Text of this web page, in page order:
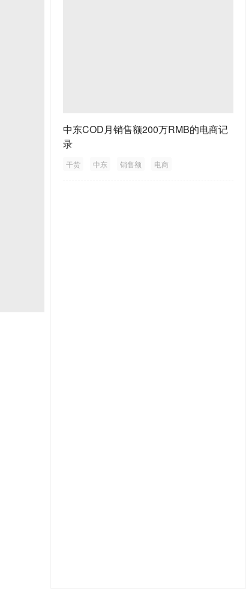
中东COD月销售额200万RMB的电商记
录
干货 中东 销售额 电商